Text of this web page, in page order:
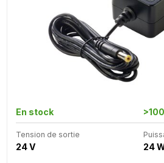
En stock
Tension de sortie
24 V 24